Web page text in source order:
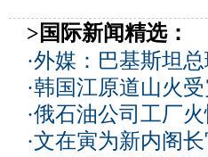
>国际新闻精选：
·外媒：巴基斯坦
·韩国江原道山火
·俄石油公司工厂
·文在寅为新内阁